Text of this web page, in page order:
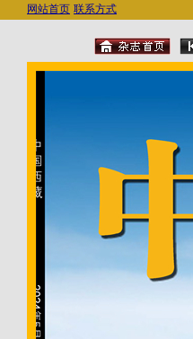
网站首页 联系方式